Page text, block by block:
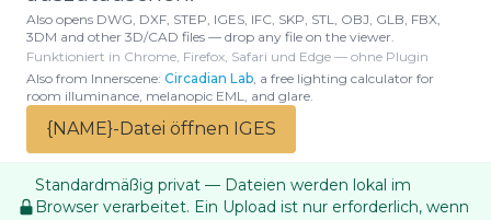
Also opens DWG, DXF, STEP, IGES, IFC, SKP, STL, OBJ, GLB, FBX,
3DM and other 3D/CAD files — drop any file on the viewer.
Funktioniert in Chrome, Firefox, Safari und Edge — ohne Plugin
Also from Innerscene: Circadian Lab, a free lighting calculator for
room illuminance, melanopic EML, and glare.
{NAME}-Datei öffnen IGES
Standardmäßig privat — Dateien werden lokal im
Browser verarbeitet. Ein Upload ist nur erforderlich, wenn